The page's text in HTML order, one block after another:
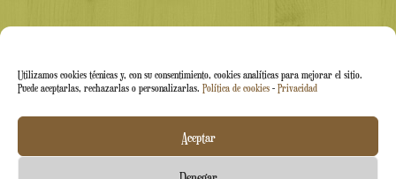
Utilizamos cookies técnicas y, con su consentimiento, cookies analíticas para mejorar el sitio.
Puede aceptarlas, rechazarlas o personalizarlas. Política de cookies - Privacidad
Aceptar
Arti&Inventive ® 2005-2026 | N.º IVA 05070120877 |
Empresa inscrita en el Registro de Artesanos CT-711169 |